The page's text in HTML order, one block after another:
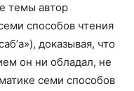
темы автор
способов чтения
доказывая, что
он ни обладал, не
семи способов